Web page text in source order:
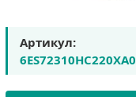
Артикул:
6ES72310HC220XA0